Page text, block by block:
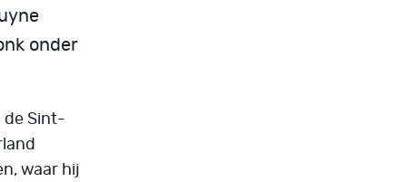
onder
de Sint-
waar hij